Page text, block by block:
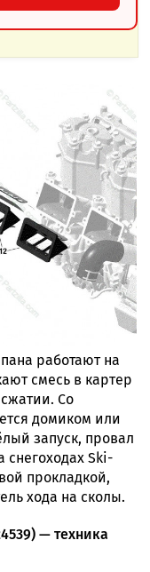
работают на
смесь в картер
Со
домиком или
запуск, провал
снегоходах Ski-
прокладкой,
хода на сколы.
— техника